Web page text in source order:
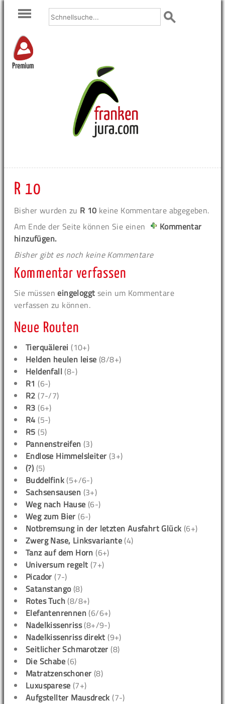
Premium
R 10
Bisher wurden zu R 10 keine Kommentare abgegeben.
Am Ende der Seite können Sie einen
Kommentar
hinzufügen.
Bisher gibt es noch keine Kommentare
Kommentar verfassen
Sie müsseneingeloggt sein um Kommentare
verfassen zu können.
Neue Routen
Tierquälerei (10+)
Helden heulen leise (8/8+)
Heldenfall (8-)
R1 (6-)
R2 (7-/7)
R3 (6+)
R4 (5-)
R5 (5)
Pannenstreifen (3)
Endlose Himmelsleiter (3+)
(?) (5)
Buddelfink (5+/6-)
Sachsensausen (3+)
Weg nach Hause (6-)
Weg zum Bier (6-)
Notbremsung in der letzten Ausfahrt Glück (6+)
Zwerg Nase, Linksvariante (4)
Tanz auf dem Horn (6+)
Universum regelt (7+)
Picador (7-)
Satanstango(8)
Rotes Tuch (8/8+)
Elefantenrennen (6/6+)
Nadelkissenriss(8+/9-)
Nadelkissenriss direkt (9+)
Seitlicher Schmarotzer (8)
Die Schabe (6)
Matratzenschoner (8)
Luxusparese (7+)
Aufgstellter Mausdreck (7-)